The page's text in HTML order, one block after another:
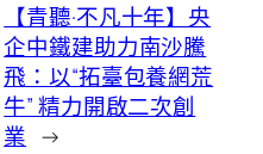
【青聽·不凡十年】央
企中鐵建助力南沙騰
飛：以“拓臺包養網荒
牛” 精力開啟二次創
業 →